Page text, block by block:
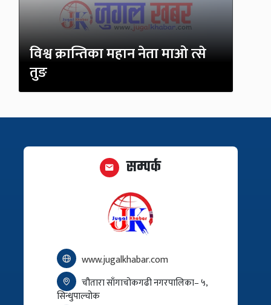
विश्व क्रान्तिका महान नेता माओ त्से
तुङ
सम्पर्क
www.jugalkhabar.com
चौतारा साँगाचोकगढी नगरपालिका– ५,
सिन्धुपाल्चोक